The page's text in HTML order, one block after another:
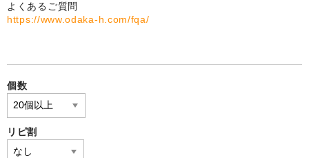
よくある質問
写真合成料今だけ無料も
追加料金
よくあるご質問
https://www.odaka-h.com/fqa/
個数
リピ割